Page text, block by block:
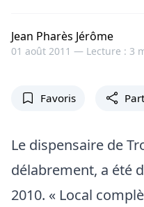
Jean Pharès Jérôme
01 août 2011 — Lecture : 3
Favoris
Le dispensaire de
délabrement, a été
2010. « Local